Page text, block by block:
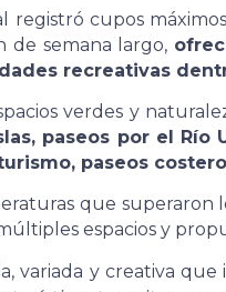
registró cupos
de semana largo,
recreativas
verdes y
paseos por el Río
paseos
que
espacios y
variada y creativa